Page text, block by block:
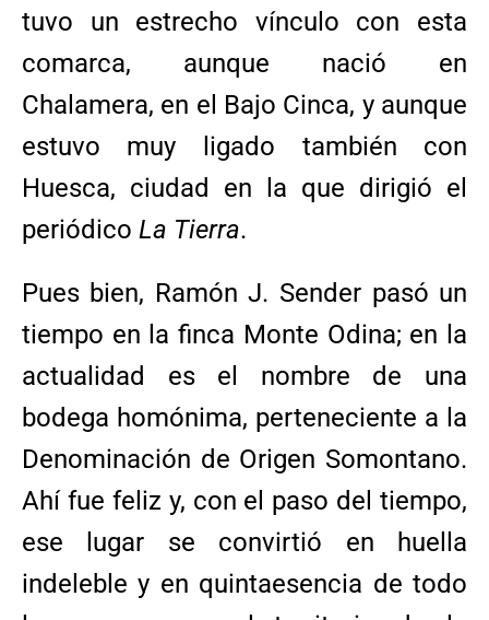
tuvo un estrecho vínculo con esta
comarca, aunque nació en
Chalamera, en el Bajo Cinca, y aunque
estuvo muy ligado también con
Huesca, ciudad en la que dirigió el
periódico La Tierra.
Pues bien, Ramón J. Sender pasó un
tiempo en la finca Monte Odina; en la
actualidad es el nombre de una
bodega homónima, perteneciente a la
Denominación de Origen Somontano.
Ahí fue feliz y, con el paso del tiempo,
ese lugar se convirtió en huella
indeleble y en quintaesencia de todo